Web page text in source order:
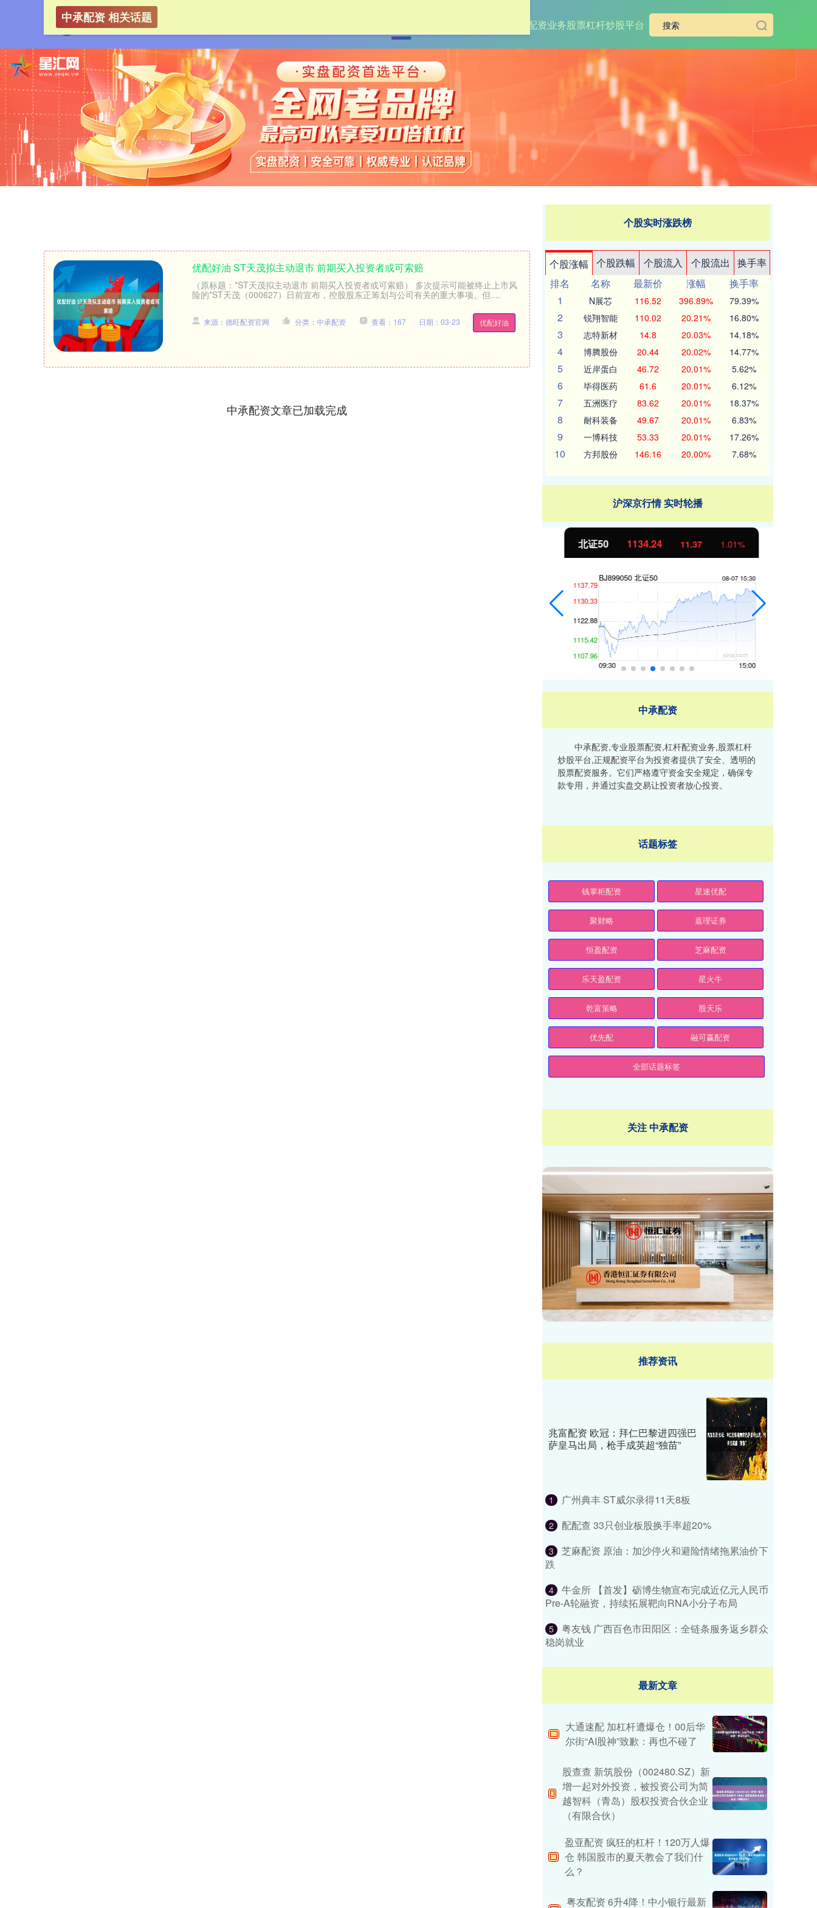
杠杆配资业务股票杠杆炒股平台
中承配资 相关话题
优配好油 ST天茂拟主动退市 前期买入投资者或可索赔
（原标题：*ST天茂拟主动退市 前期买入投资者或可索赔） 多次提示可能被终止上市风
险的*ST天茂（000627）日前宣布，控股股东正筹划与公司有关的重大事项。但....
优配好油
来源：德旺配资官网 分类：中承配资 查看：167 日期：03-23
中承配资文章已加载完成
个股实时涨跌榜
个股涨幅 个股跌幅 个股流入 个股流出
换手率
排名
名称 最新价 涨幅
换手率
1
N展芯 116.52 396.89% 79.39%
2 锐翔智能 110.02 20.21% 16.80%
3 志特新材 14.8 20.03% 14.18%
4 博腾股份 20.44 20.02% 14.77%
5 近岸蛋白 46.72 20.01% 5.62%
6 毕得医药 61.6 20.01% 6.12%
7 五洲医疗 83.62 20.01% 18.37%
8 耐科装备 49.67 20.01% 6.83%
9 一博科技 53.33 20.01% 17.26%
10 方邦股份 146.16 20.00% 7.68%
沪深京行情 实时轮播
北证50 1134.24 11.37 1.01%
中承配资
中承配资,专业股票配资,杠杆配资业务,股票杠杆
炒股平台,正规配资平台为投资者提供了安全、透明的
股票配资服务。它们严格遵守资金安全规定，确保专
款专用，并通过实盘交易让投资者放心投资。
话题标签
钱掌柜配资 星速优配
聚财略 嘉理证券
恒盈配资 芝麻配资
乐天盈配资 星火牛
乾富策略 股天乐
优先配 融可赢配资
全部话题标签
关注 中承配资
推荐资讯
兆富配资 欧冠：拜仁巴黎进四强巴
萨皇马出局，枪手成英超“独苗”
1 广州典丰 ST威尔录得11天8板
2 配配查 33只创业板股换手率超20%
3
芝麻配资 原油：加沙停火和避险情绪拖累油价下
跌
4
牛金所 【首发】砺博生物宣布完成近亿元人民币
Pre-A轮融资，持续拓展靶向RNA小分子布局
5
粤友钱 广西百色市田阳区：全链条服务返乡群众
稳岗就业
最新文章
大通速配 加杠杆遭爆仓！00后华
尔街“AI股神”致歉：再也不碰了
股查查 新筑股份（002480.SZ）新
增一起对外投资，被投资公司为简
越智科（青岛）股权投资合伙企业
（有限合伙）
盈亚配资 疯狂的杠杆！120万人爆
仓 韩国股市的夏天教会了我们什
么？
粤友配资 6升4降！中小银行最新